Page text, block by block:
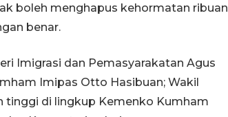
boleh menghapus kehormatan ribuan
benar.
Imigrasi dan Pemasyarakatan Agus
Imipas Otto Hasibuan; Wakil
tinggi di lingkup Kemenko Kumham